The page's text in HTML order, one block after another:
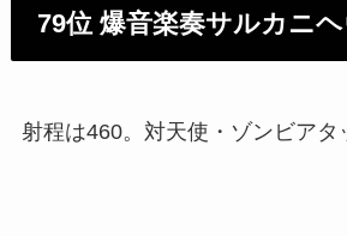
79位 爆音楽奏サルカニ
射程は460。対天使・ゾンビアタ